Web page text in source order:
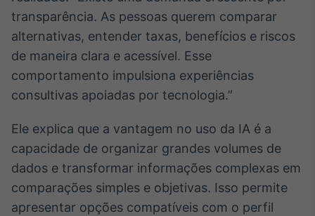
IA
Em breve
transparência. As pessoas querem comparar
alternativas, entender taxas, benefícios e riscos
de maneira clara e acessível. Esse
comportamento impulsiona experiências
consultivas apoiadas por tecnologia.”
Ele explica que a vantagem no uso da IA é a
capacidade de organizar grandes volumes de
dados e transformar informações complexas em
comparações simples e objetivas. Isso permite
apresentar opções compatíveis com o perfil